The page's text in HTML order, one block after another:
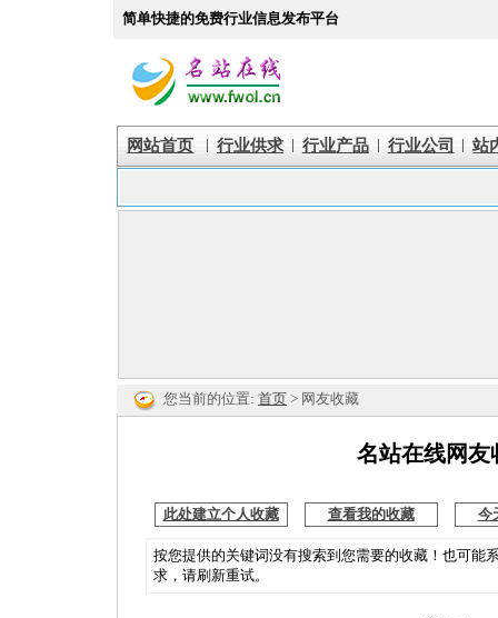
简单快捷的免费行业信息发布平台
网站首页 | 行业供求 | 行业产品 | 行业公司 | 站
您当前的位置: 首页 > 网友收藏
名站在线网友
此处建立个人收藏 查看我的收藏 今
按您提供的关键词没有搜索到您需要的收藏！也可能
求，请刷新重试。